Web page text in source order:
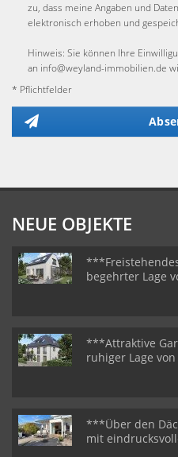
zu, dass meine Angaben und
elektronisch erhoben und
Hinweis: Sie können Ihre
an info@weyland-immobilien.de
* Pflichtfelder
NEUE OBJEKTE
begehrter Lage
***Attraktive
ruhiger Lage
***Über den
mit